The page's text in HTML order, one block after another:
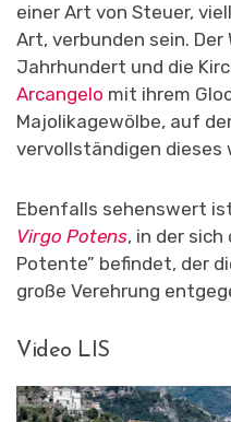
einer Art von Steuer,
Art, verbunden sein. Der
Jahrhundert und die
Arcangelo mit ihrem
Majolikagewölbe, auf
vervollständigen dieses
Ebenfalls sehenswert
Virgo Potens, in der sich
Potente” befindet, der
große Verehrung
Video LIS